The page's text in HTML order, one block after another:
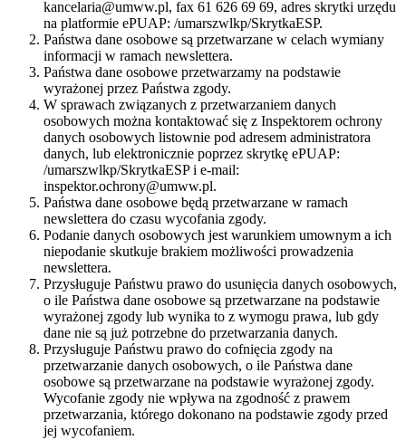
kancelaria@umww.pl, fax 61 626 69 69, adres skrytki urzędu
na platformie ePUAP: /umarszwlkp/SkrytkaESP.
Państwa dane osobowe są przetwarzane w celach wymiany
informacji w ramach newslettera.
Państwa dane osobowe przetwarzamy na podstawie
wyrażonej przez Państwa zgody.
W sprawach związanych z przetwarzaniem danych
osobowych można kontaktować się z Inspektorem ochrony
danych osobowych listownie pod adresem administratora
danych, lub elektronicznie poprzez skrytkę ePUAP:
/umarszwlkp/SkrytkaESP i e-mail:
inspektor.ochrony@umww.pl.
Państwa dane osobowe będą przetwarzane w ramach
newslettera do czasu wycofania zgody.
Podanie danych osobowych jest warunkiem umownym a ich
niepodanie skutkuje brakiem możliwości prowadzenia
newslettera.
Przysługuje Państwu prawo do usunięcia danych osobowych,
o ile Państwa dane osobowe są przetwarzane na podstawie
wyrażonej zgody lub wynika to z wymogu prawa, lub gdy
dane nie są już potrzebne do przetwarzania danych.
Przysługuje Państwu prawo do cofnięcia zgody na
przetwarzanie danych osobowych, o ile Państwa dane
osobowe są przetwarzane na podstawie wyrażonej zgody.
Wycofanie zgody nie wpływa na zgodność z prawem
przetwarzania, którego dokonano na podstawie zgody przed
jej wycofaniem.